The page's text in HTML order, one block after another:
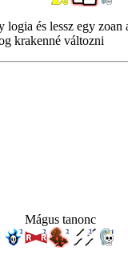
logia és lessz egy zoan
krakenné változni
Mágus tanonc